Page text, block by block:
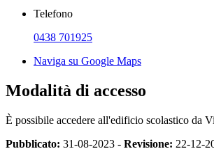
Telefono
0438 701925
Naviga su Google Maps
Modalità di accesso
È possibile accedere all'edificio scolastico da
Pubblicato: 31-08-2023 - Revisione: 22-12-